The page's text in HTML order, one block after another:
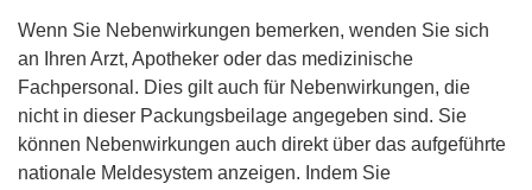
Wenn Sie Nebenwirkungen bemerken, wenden Sie sich
an Ihren Arzt, Apotheker oder das medizinische
Fachpersonal. Dies gilt auch für Nebenwirkungen, die
nicht in dieser Packungsbeilage angegeben sind. Sie
können Nebenwirkungen auch direkt über das aufgeführte
nationale Meldesystem anzeigen. Indem Sie